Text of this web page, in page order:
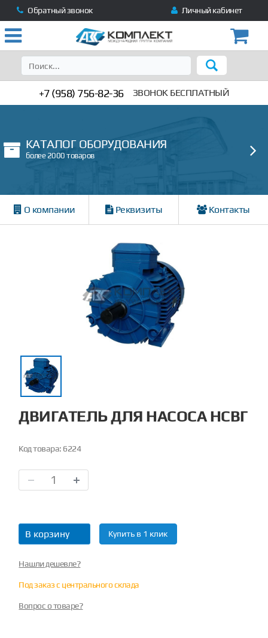
Обратный звонок Личный кабинет
+7 (958) 756-82-36 ЗВОНОК БЕСПЛАТНЫЙ
КАТАЛОГ ОБОРУДОВАНИЯ
более 2000 товаров
О компании Реквизиты Контакты
ДВИГАТЕЛЬ ДЛЯ НАСОСА НСВГ
Код товара: 6224
В корзину Купить в 1 клик
Нашли дешевле?
Под заказ с центрального склада
Вопрос о товаре?